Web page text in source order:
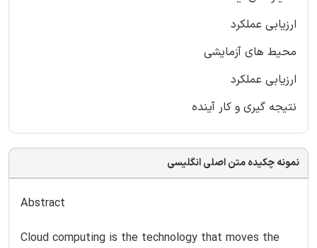
ارزیابی عملکرد
محیط های آزمایشی
ارزیابی عملکرد
نتیجه گیری و کار آینده
نمونه چکیده متن اصلی انگلیسی
Abstract
Cloud computing is the technology that moves the